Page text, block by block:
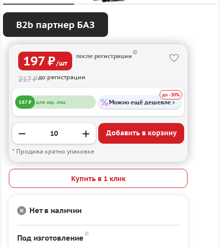
B2b партнер БАЗ
197 ₽/шт
после регистрации
217 ₽до регистрации
187 ₽ для юр. лиц Можно ещё дешевле
до -30%
Добавить в корзину
* Продажа кратно упаковке
Купить в 1 клик
Нет в наличии
Под изготовление